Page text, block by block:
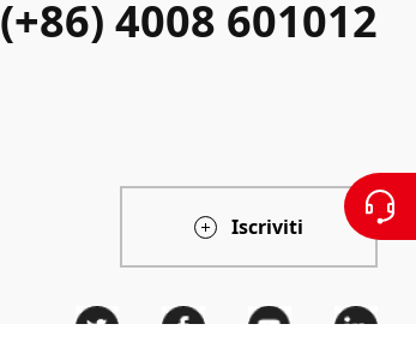
(+86) 4008 601012
Iscriviti